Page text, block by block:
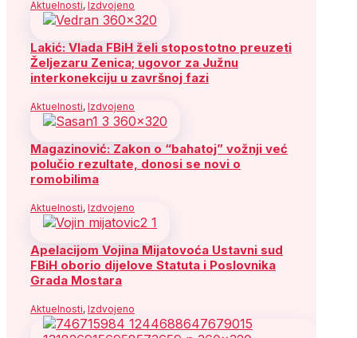
Aktuelnosti, Izdvojeno
Lakić: Vlada FBiH želi stopostotno preuzeti
Željezaru Zenica; ugovor za Južnu
interkonekciju u završnoj fazi
Aktuelnosti, Izdvojeno
Magazinović: Zakon o “bahatoj” vožnji već
polučio rezultate, donosi se novi o
romobilima
Aktuelnosti, Izdvojeno
Apelacijom Vojina Mijatovoća Ustavni sud
FBiH oborio dijelove Statuta i Poslovnika
Grada Mostara
Aktuelnosti, Izdvojeno